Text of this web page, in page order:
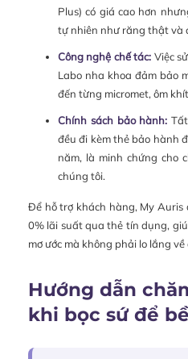
Plus) có giá cao hơn
tự nhiên như răng thật và
Công nghệ chế tác: Việc
Labo nha khoa đảm bảo
đến từng micromet, ôm
Chính sách bảo hành:
đều đi kèm thẻ bảo hành
năm, là minh chứng cho
chúng tôi.
Để hỗ trợ khách hàng, My
0% lãi suất qua thẻ tín dụng,
mơ ước mà không phải lo lắng
Hướng dẫn
khi bọc sứ để